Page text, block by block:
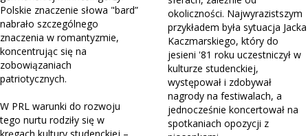
Polskie znaczenie słowa "bard”
nabrało szczególnego
znaczenia w romantyzmie,
koncentrując się na
zobowiązaniach
patriotycznych.
W PRL warunki do rozwoju
tego nurtu rodziły się w
okoliczności. Najwyrazistszym
przykładem była sytuacja Jacka
Kaczmarskiego, który do
jesieni '81 roku uczestniczył w
kulturze studenckiej,
występował i zdobywał
nagrody na festiwalach, a
jednocześnie koncertował na
spotkaniach opozycji z